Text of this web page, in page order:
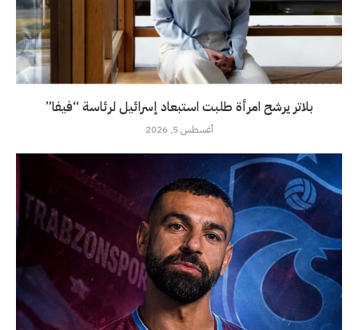
بلاتر يرشح امرأة طلبت استبعاد إسرائيل لرئاسة “فيفا”
أغسطس 5, 2026